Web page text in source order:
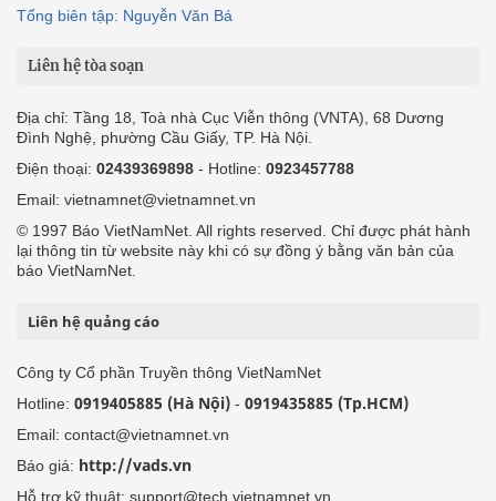
Tổng biên tập: Nguyễn Văn Bá
Liên hệ tòa soạn
Địa chỉ: Tầng 18, Toà nhà Cục Viễn thông (VNTA), 68 Dương
Đình Nghệ, phường Cầu Giấy, TP. Hà Nội.
Điện thoại: 02439369898 - Hotline: 0923457788
Email: vietnamnet@vietnamnet.vn
© 1997 Báo VietNamNet. All rights reserved. Chỉ được phát hành
lại thông tin từ website này khi có sự đồng ý bằng văn bản của
báo VietNamNet.
Liên hệ quảng cáo
Công ty Cổ phần Truyền thông VietNamNet
Hotline: 0919405885 (Hà Nội) - 0919435885 (Tp.HCM)
Email: contact@vietnamnet.vn
Báo giá: http://vads.vn
Hỗ trợ kỹ thuật: support@tech.vietnamnet.vn